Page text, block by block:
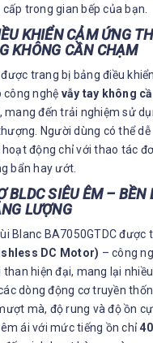
trong gian bếp của bạn.
KHIỂN CẢM ỨNG
KHÔNG CẦN CHẠM
trang bị bảng điều
công nghệ vẫy tay không
mang đến trải nghiệm sử
Người dùng có thể
hoạt động chỉ với thao tác
bẩn hay ướt.
BLDC SIÊU ÊM – BỀN
LƯỢNG
Blanc BA7050GTDC được
DC Motor) – công
than hiện đại, mang lại
dòng động cơ truyền
mà, độ rung và độ ồn
ái với mức tiếng ồn chỉ